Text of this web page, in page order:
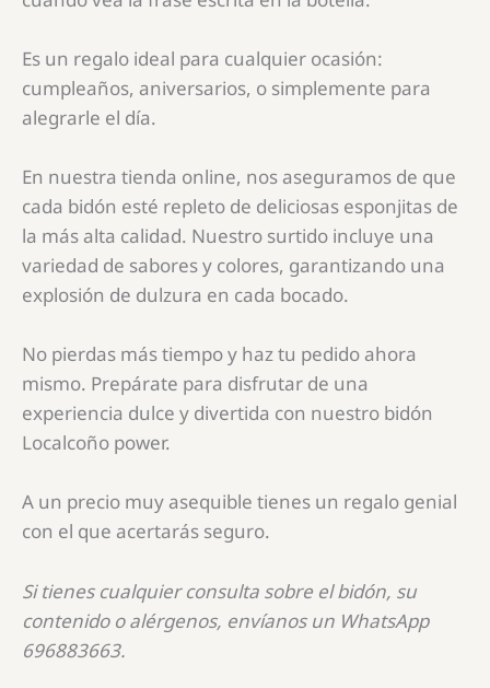
Es un regalo ideal para cualquier ocasión:
cumpleaños, aniversarios, o simplemente para
alegrarle el día.
En nuestra tienda online, nos aseguramos de que
cada bidón esté repleto de deliciosas esponjitas de
la más alta calidad. Nuestro surtido incluye una
variedad de sabores y colores, garantizando una
explosión de dulzura en cada bocado.
No pierdas más tiempo y haz tu pedido ahora
mismo. Prepárate para disfrutar de una
experiencia dulce y divertida con nuestro bidón
Localcoño power.
A un precio muy asequible tienes un regalo genial
con el que acertarás seguro.
Si tienes cualquier consulta sobre el bidón, su
contenido o alérgenos, envíanos un WhatsApp
696883663.